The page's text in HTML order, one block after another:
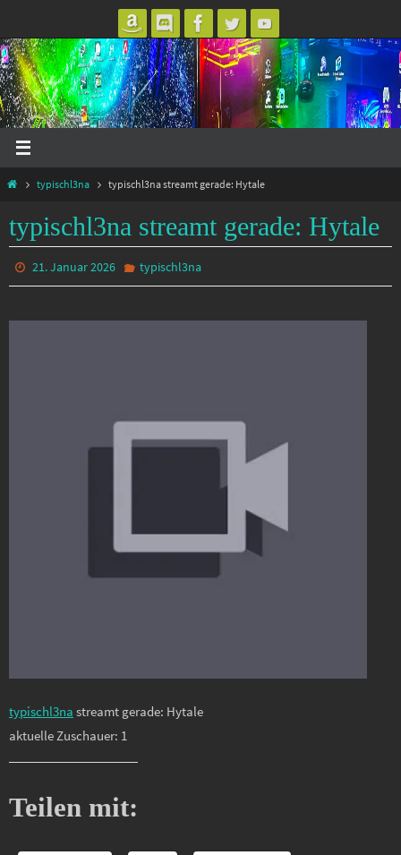
Inhalt
springen
Starttypischl3na typischl3na streamt gerade: Hytale
typischl3na streamt gerade: Hytale
21. Januar 2026 typischl3na
typischl3na streamt gerade: Hytale
aktuelle Zuschauer: 1
Teilen mit: